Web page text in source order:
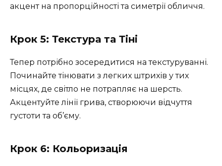
акцент на пропорційності та симетрії обличчя.
Крок 5: Текстура та Тіні
Тепер потрібно зосередитися на текстуруванні.
Починайте тінювати з легких штрихів у тих
місцях, де світло не потрапляє на шерсть.
Акцентуйте лінії грива, створюючи відчуття
густоти та об’єму.
Крок 6: Кольоризація